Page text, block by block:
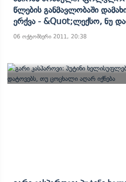
Წლების Განმავლობაში
Ერქვა - &quot;ლექსო, Ნუ
06 ოქტომბერი 2011, 20:38